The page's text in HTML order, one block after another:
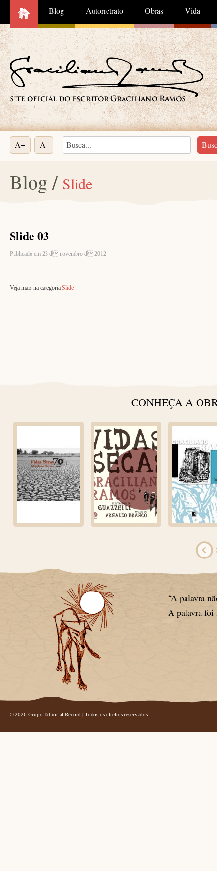
Blog Autorretrato Obras Vida
A+ A-
Blog / Slide
Slide 03
Publicado em 23 d novembro d 2012
Veja mais na categoria Slide
CONHEÇA A
“A palavra
A palavra foi
© 2026 Grupo Editorial Record | Todos os direitos reservados